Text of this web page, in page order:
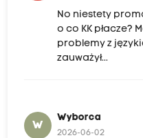
No niestety
o co KK płacze?
problemy z
zauważył...
W
Wyborca
2026-06-02